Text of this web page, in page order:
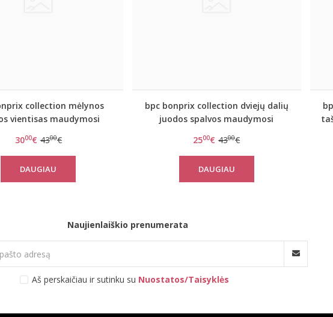
collection mėlynos
vientisas maudymosi
3000€ 4300€
DAUGIAU
bpc bonprix collection dviejų dalių
juodos spalvos maudymosi
2500€ 4300€
DAUGIAU
Naujienlaiškio prenumerata
Aš perskaičiau ir sutinku su Nuostatos/Taisyklės